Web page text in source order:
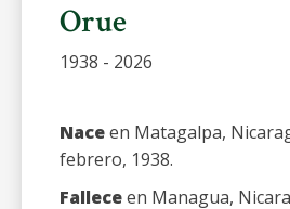
Orue
1938 - 2026
Naceen Matagalpa,
febrero, 1938.
Falleceen Managua,